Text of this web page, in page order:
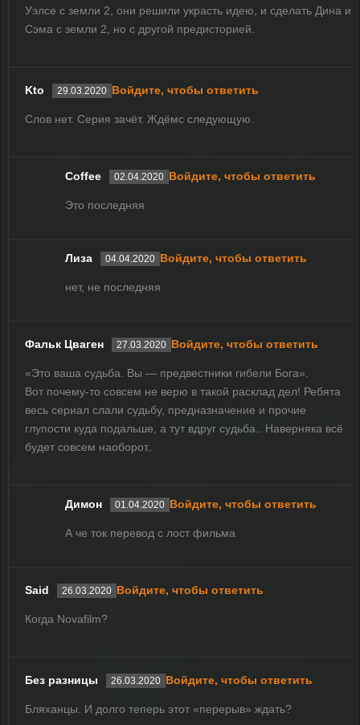
Уэлсе с земли 2, они решили украсть идею, и сделать Дина и
Сэма с земли 2, но с другой предисторией.
Kto 29.03.2020 Войдите, чтобы ответить
Слов нет. Серия зачёт. Ждёмс следующую.
Coffee 02.04.2020 Войдите, чтобы ответить
Это последняя
Лиза 04.04.2020 Войдите, чтобы ответить
нет, не последняя
Фальк Цваген 27.03.2020 Войдите, чтобы ответить
«Это ваша судьба. Вы — предвестники гибели Бога».
Вот почему-то совсем не верю в такой расклад дел! Ребята
весь сериал слали судьбу, предназначение и прочие
глупости куда подальше, а тут вдруг судьба.. Наверняка всё
будет совсем наоборот..
Димон 01.04.2020 Войдите, чтобы ответить
А че ток перевод с лост фильма
Said 26.03.2020 Войдите, чтобы ответить
Когда Novafilm?
Без разницы 26.03.2020 Войдите, чтобы ответить
Бляханцы. И долго теперь этот «перерыв» ждать?